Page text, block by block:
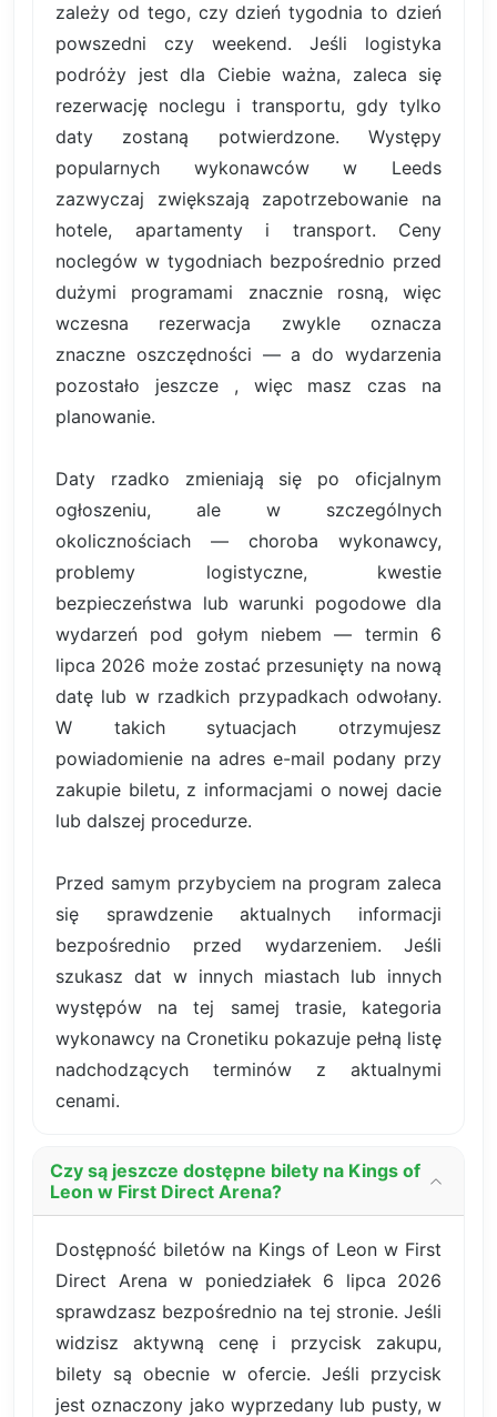
zależy od tego, czy dzień tygodnia to dzień
powszedni czy weekend. Jeśli logistyka
podróży jest dla Ciebie ważna, zaleca się
rezerwację noclegu i transportu, gdy tylko
daty zostaną potwierdzone. Występy
popularnych wykonawców w Leeds
zazwyczaj zwiększają zapotrzebowanie na
hotele, apartamenty i transport. Ceny
noclegów w tygodniach bezpośrednio przed
dużymi programami znacznie rosną, więc
wczesna rezerwacja zwykle oznacza
znaczne oszczędności — a do wydarzenia
pozostało jeszcze , więc masz czas na
planowanie.
Daty rzadko zmieniają się po oficjalnym
ogłoszeniu, ale w szczególnych
okolicznościach — choroba wykonawcy,
problemy logistyczne, kwestie
bezpieczeństwa lub warunki pogodowe dla
wydarzeń pod gołym niebem — termin 6
lipca 2026 może zostać przesunięty na nową
datę lub w rzadkich przypadkach odwołany.
W takich sytuacjach otrzymujesz
powiadomienie na adres e-mail podany przy
zakupie biletu, z informacjami o nowej dacie
lub dalszej procedurze.
Przed samym przybyciem na program zaleca
się sprawdzenie aktualnych informacji
bezpośrednio przed wydarzeniem. Jeśli
szukasz dat w innych miastach lub innych
występów na tej samej trasie, kategoria
wykonawcy na Cronetiku pokazuje pełną listę
nadchodzących terminów z aktualnymi
cenami.
Czy są jeszcze dostępne bilety na Kings of
Leon w First Direct Arena?
Dostępność biletów na Kings of Leon w First
Direct Arena w poniedziałek 6 lipca 2026
sprawdzasz bezpośrednio na tej stronie. Jeśli
widzisz aktywną cenę i przycisk zakupu,
bilety są obecnie w ofercie. Jeśli przycisk
jest oznaczony jako wyprzedany lub pusty, w